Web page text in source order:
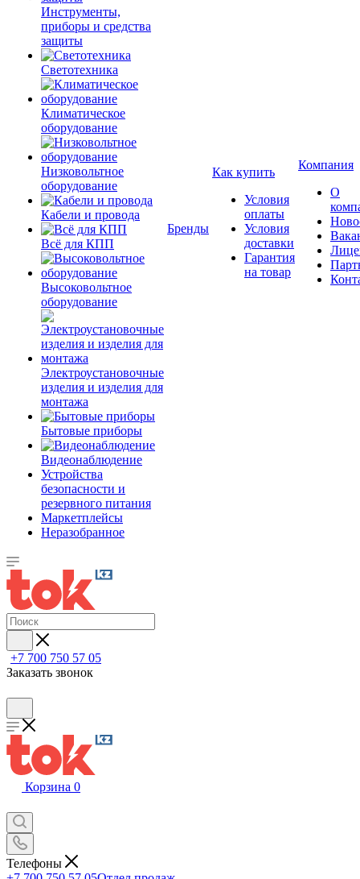
Инструменты,
приборы и средства
защиты
Светотехника
Климатическое
оборудование
Низковольтное
оборудование
Кабели и провода
Всё для КПП
Высоковольтное
оборудование
Электроустановочные
изделия и изделия для
монтажа
Бытовые приборы
Видеонаблюдение
Устройства
безопасности и
резервного питания
Маркетплейсы
Неразобранное
Бренды
Как купить
Условия
оплаты
Условия
доставки
Гарантия
на товар
Компания
О
+7 700 750 57 05
Заказать звонок
Корзина 0
Телефоны